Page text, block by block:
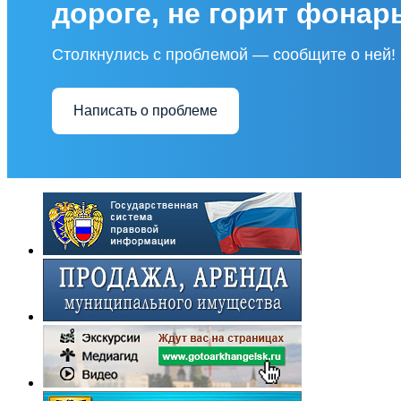
дороге, не горит
Столкнулись с проблемой — сообщите о ней!
Написать о проблеме